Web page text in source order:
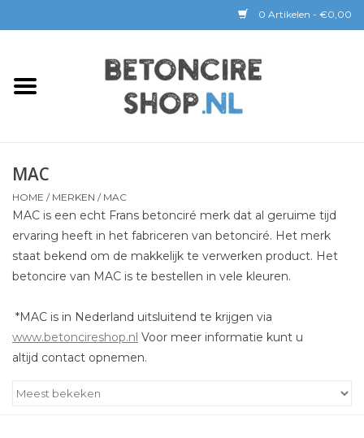
0 Artikelen - €0,00
Home
BaseBeton | Kant & Klaar
Sichtbeton
GEREEDSCHAP &
COATINGS
MAC
HOME / MERKEN / MAC
MAC is een echt Frans betonciré merk dat al geruime tijd
ervaring heeft in het fabriceren van betonciré. Het merk
staat bekend om de makkelijk te verwerken product. Het
betoncire van MAC is te bestellen in vele kleuren.
*MAC is in Nederland uitsluitend te krijgen via
www.betoncireshop.nl Voor meer informatie kunt u
altijd contact opnemen.